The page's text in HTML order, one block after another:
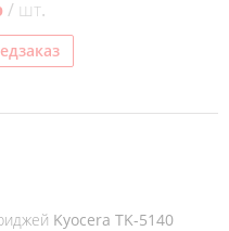
/ шт.
Kyocera TK-5140